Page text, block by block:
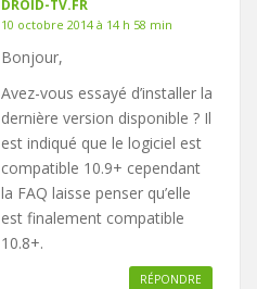
DROID-TV.FR
10 octobre 2014 à 14 h 58 min
Bonjour,
Avez-vous essayé d’installer la
dernière version disponible ? Il
est indiqué que le logiciel est
compatible 10.9+ cependant
la FAQ laisse penser qu’elle
est finalement compatible
10.8+.
RÉPONDRE